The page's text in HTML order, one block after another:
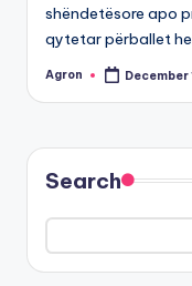
shëndetësore apo
qytetar përballet
Posted
Agron December
Search